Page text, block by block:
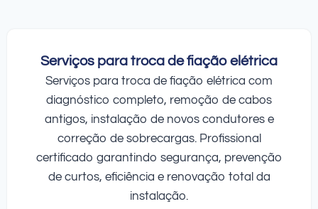
Serviços para troca de fiação elétrica
Serviços para troca de fiação elétrica com
diagnóstico completo, remoção de cabos
antigos, instalação de novos condutores e
correção de sobrecargas. Profissional
certificado garantindo segurança, prevenção
de curtos, eficiência e renovação total da
instalação.